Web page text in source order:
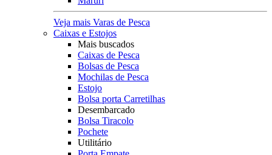
Veja mais Varas de Pesca
Caixas e Estojos
Mais buscados
Caixas de Pesca
Bolsas de Pesca
Mochilas de Pesca
Estojo
Bolsa porta Carretilhas
Desembarcado
Bolsa Tiracolo
Pochete
Utilitário